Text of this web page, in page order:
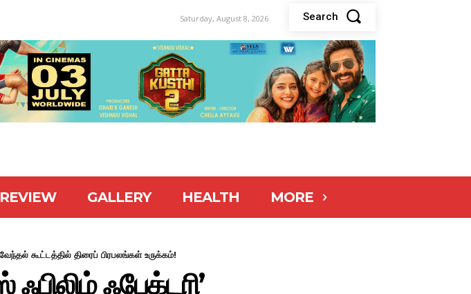
Saturday, August 8, 2026 Search
GALLERY HEALTH MORE
கூட்டத்தில் திரைப் பிரபலங்கள் உருக்கம்!
ஃபேக்டரி’